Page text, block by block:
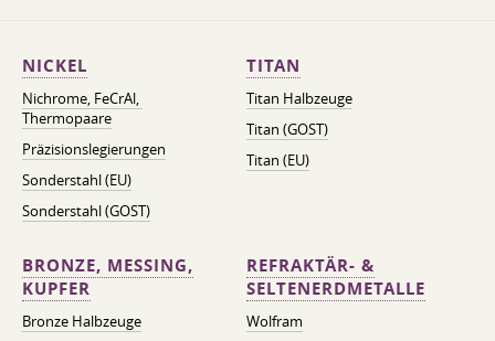
NICKEL
Nichrome, FeСrAl, ​​
Thermopaare
Präzisionslegierungen
Sonderstahl (EU)
Sonderstahl (GOST)
TITAN
Titan Halbzeuge
Titan (GOST)
Titan (EU)
BRONZE, MESSING,
KUPFER
Bronze Halbzeuge
REFRAKTÄR- &
SELTENERDMETALLE
Wolfram